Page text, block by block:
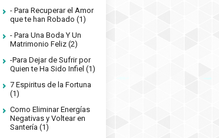
- Para Recuperar el Amor
que te han Robado (1)
- Para Una Boda Y Un
Matrimonio Feliz (2)
-Para Dejar de Sufrir por
Quien te Ha Sido Infiel (1)
7 Espiritus de la Fortuna
(1)
Como Eliminar Energías
Negativas y Voltear en
Santería (1)